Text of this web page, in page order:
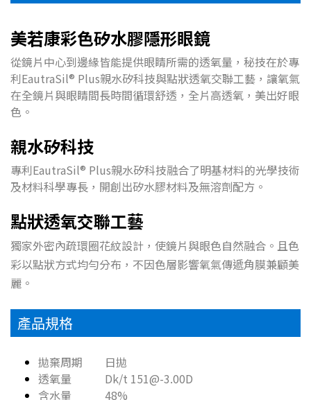
美若康彩色矽水膠隱形眼鏡
從鏡片中心到邊緣皆能提供眼睛所需的透氧量，秘技在於專
利EautraSil® Plus親水矽科技與點狀透氧交聯工藝，讓氧氣
在全鏡片與眼睛間長時間循環舒透，全片高透氧，美出好眼
色。
親水矽科技
專利EautraSil® Plus親水矽科技融合了明基材料的光學技術
及材料科學專長，開創出矽水膠材料及無溶劑配方。
點狀透氧交聯工藝
獨家外密內疏環圈花紋設計，使鏡片與眼色自然融合。且色
彩以點狀方式均勻分布，不因色層影響氧氣傳遞角膜兼顧美
麗。
產品規格
拋棄周期 日拋
透氧量 Dk/t 151@-3.00D
含水量 48%